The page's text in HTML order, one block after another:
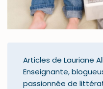
Articles de Lauriane
Enseignante,
passionnée de